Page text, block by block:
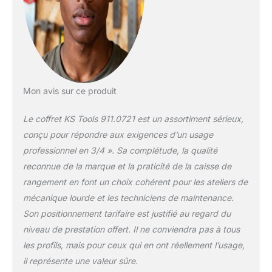
l'abri de la chaleur et
de l'humidité et
apporte un confort
maximale avec notre
QUALITE
gamme CHROMEplus
fabriqué en Chrome
Vanadium avec
finition chromée
satinée résistante ;
est robuste, durable
et performante
GARANTIE KS TOOLS
Mon avis sur ce produit
Le coffret KS Tools 911.0721 est un assortiment sérieux,
conçu pour répondre aux exigences d’un usage
professionnel en 3/4 ». Sa complétude, la qualité
reconnue de la marque et la praticité de la caisse de
rangement en font un choix cohérent pour les ateliers de
mécanique lourde et les techniciens de maintenance.
Son positionnement tarifaire est justifié au regard du
niveau de prestation offert. Il ne conviendra pas à tous
les profils, mais pour ceux qui en ont réellement l’usage,
il représente une valeur sûre.